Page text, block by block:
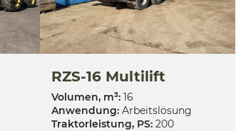
RZS-16 Multilift
Volumen, m³:16
Anwendung:Arbeitslösung
Traktorleistung, PS:200